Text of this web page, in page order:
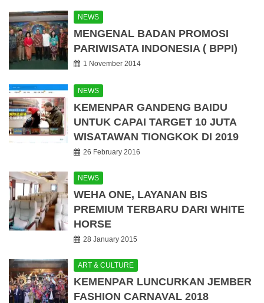
NEWS
MENGENAL BADAN PROMOSI
PARIWISATA INDONESIA ( BPPI)
1 November 2014
NEWS
KEMENPAR GANDENG BAIDU
UNTUK CAPAI TARGET 10 JUTA
WISATAWAN TIONGKOK DI 2019
26 February 2016
NEWS
WEHA ONE, LAYANAN BIS
PREMIUM TERBARU DARI WHITE
HORSE
28 January 2015
ART & CULTURE
KEMENPAR LUNCURKAN JEMBER
FASHION CARNAVAL 2018